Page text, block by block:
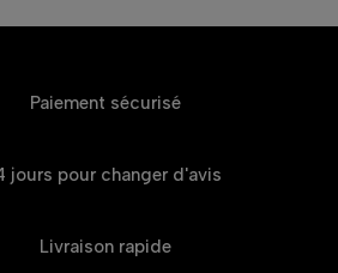
Paiement sécurisé
jours pour changer d'avis
Livraison rapide